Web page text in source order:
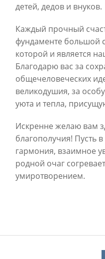
детей, дедов и внуков.
Каждый прочный
фундаменте большой
которой и является
Благодарю вас за
общечеловеческих
великодушия, за
уюта и тепла,
Искренне желаю вам
благополучия! Пусть
гармония, взаимное
родной очаг
умиротворением.